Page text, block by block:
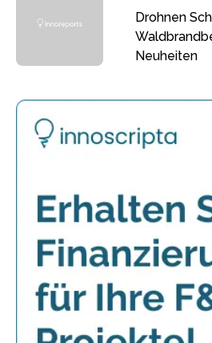
Drohnen
Neuheiten